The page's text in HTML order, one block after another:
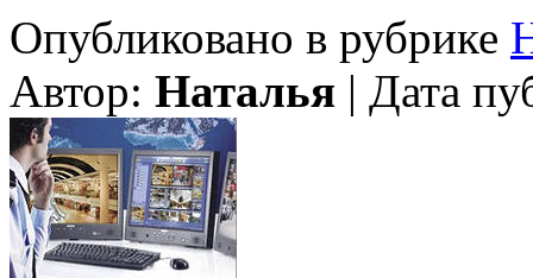
Опубликовано в рубрике
Автор: Наталья | Дата